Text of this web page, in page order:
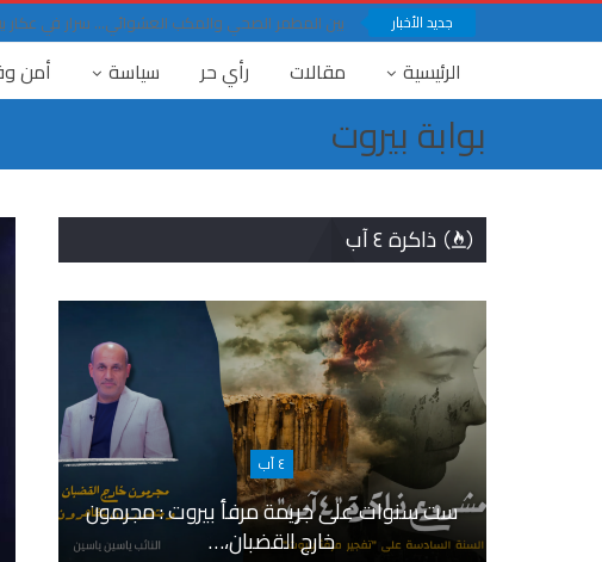
جديد الأخبار بين المطمر الصحي والمكب العشوائي… سرار في عكار
الرئيسية مقالات رأي حر سياسة أمن
بوابة بيروت
ذاكرة ٤ آب
٤ آب
ست سنوات على جريمة مرفأ بيروت : مجرمون
خارج القضبان،…